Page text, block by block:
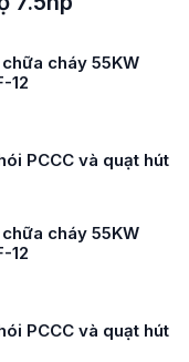
cháy 55KW
12
PCCC và quạt hút
cháy 55KW
12
PCCC và quạt hút